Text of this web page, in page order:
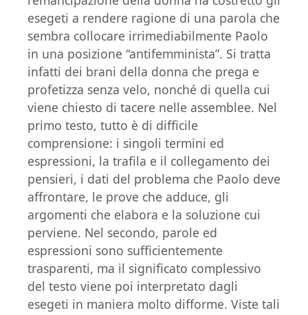
esegeti a rendere ragione di una parola che
sembra collocare irrimediabilmente Paolo
in una posizione “antifemminista”. Si tratta
infatti dei brani della donna che prega e
profetizza senza velo, nonché di quella cui
viene chiesto di tacere nelle assemblee. Nel
primo testo, tutto è di difficile
comprensione: i singoli termini ed
espressioni, la trafila e il collegamento dei
pensieri, i dati del problema che Paolo deve
affrontare, le prove che adduce, gli
argomenti che elabora e la soluzione cui
perviene. Nel secondo, parole ed
espressioni sono sufficientemente
trasparenti, ma il significato complessivo
del testo viene poi interpretato dagli
esegeti in maniera molto difforme. Viste tali